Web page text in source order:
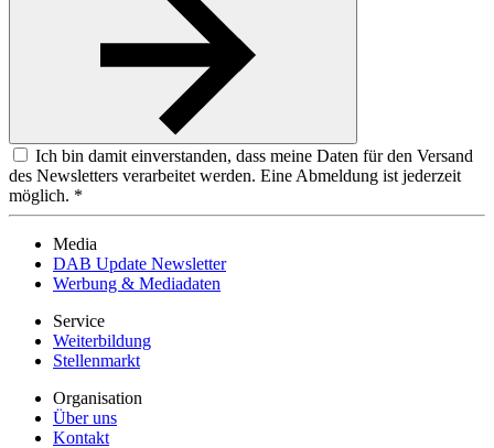
Ich bin damit einverstanden, dass meine Daten für den Versand
des Newsletters verarbeitet werden. Eine Abmeldung ist jederzeit
möglich. *
Media
DAB Update Newsletter
Werbung & Mediadaten
Service
Weiterbildung
Stellenmarkt
Organisation
Über uns
Kontakt